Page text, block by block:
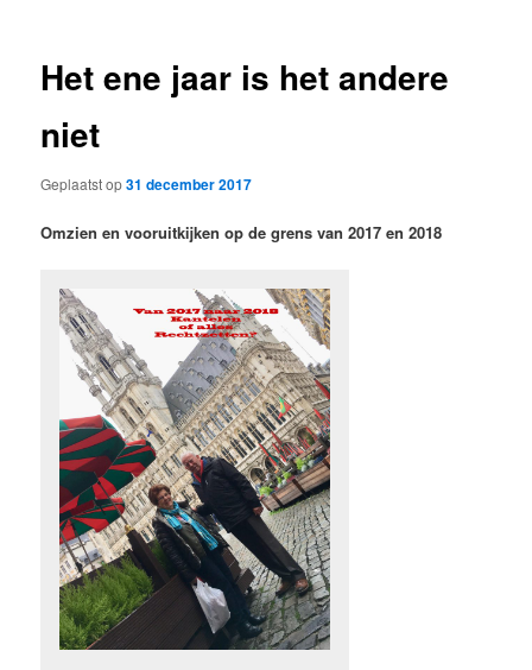
Het ene jaar is het andere
niet
Geplaatst op31 december 2017
Omzien en vooruitkijken op de grens van 2017 en 2018